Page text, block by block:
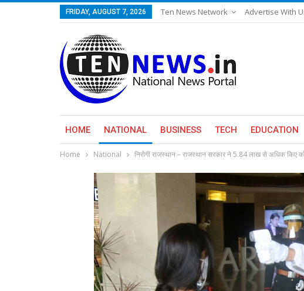
FRIDAY, AUGUST 7, 2026 Ten News Network Advertise With
HOME NATIONAL BUSINESS TECH EDUCATION
Home National निरोगी राजस्थान – राजस्थान सरकार ने 5.84 लाख से अधिक किए